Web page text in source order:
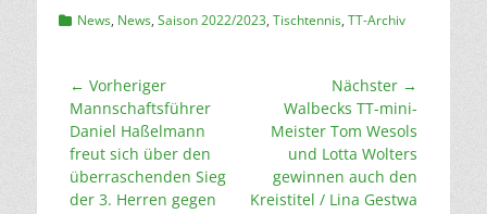
Kategorien
News, News, Saison 2022/2023, Tischtennis, TT-Archiv
Beitragsnavigation
← Vorheriger
Vorheriger
Beitrag:
Mannschaftsführer
Daniel Haßelmann
freut sich über den
überraschenden Sieg
der 3. Herren gegen
Nächster →
Nächster
Beitrag:
Walbecks TT-mini-
Meister Tom Wesols
und Lotta Wolters
gewinnen auch den
Kreistitel / Lina Gestwa